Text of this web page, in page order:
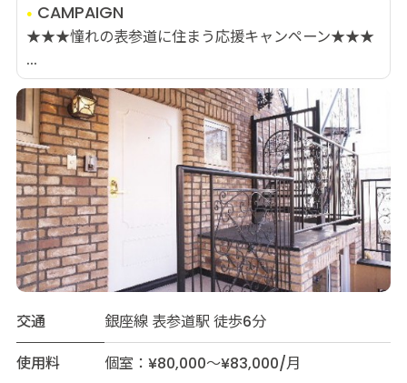
CAMPAIGN
★★★憧れの表参道に住まう応援キャンペーン★★★
...
交通
銀座線 表参道駅 徒歩6分
使用料
個室：¥80,000～¥83,000/月